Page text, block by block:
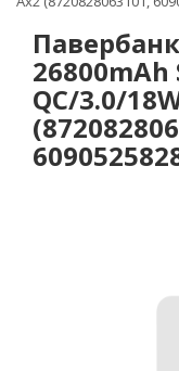
26800mAh
QC/3.0/